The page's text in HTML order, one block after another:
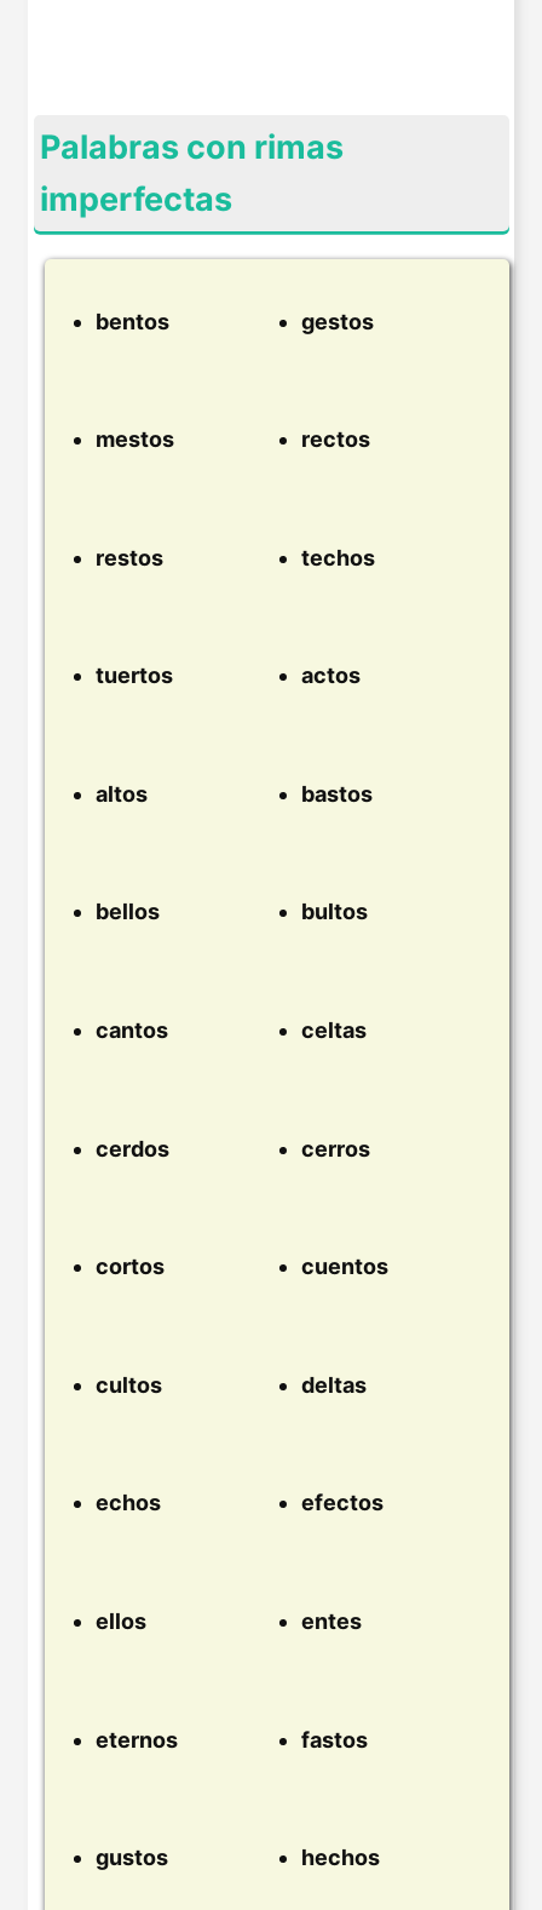
Palabras con rimas
imperfectas
bentos gestos
mestos rectos
restos techos
tuertos actos
altos bastos
bellos bultos
cantos celtas
cerdos cerros
cortos cuentos
cultos deltas
echos efectos
ellos entes
eternos fastos
gustos hechos